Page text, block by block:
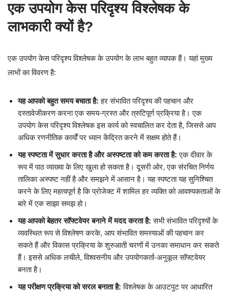
एक उपयोग केस परिदृश्य विश्लेषक के
लाभकारी क्यों है?
एक उपयोग केस परिदृश्य विश्लेषक के उपयोग के लाभ बहुत व्यापक हैं। यहां मुख्य
लाभों का विवरण है:
यह आपको बहुत समय बचाता है: हर संभावित परिदृश्य की पहचान और
दस्तावेजीकरण करना एक समय-ग्रस्त और त्रुटिपूर्ण प्रक्रिया है। एक
उपयोग केस परिदृश्य विश्लेषक इस कार्य को स्वचालित कर देता है, जिससे आप
अधिक रणनीतिक कार्यों पर ध्यान केंद्रित करने में सक्षम होते हैं।
यह स्पष्टता में सुधार करता है और अस्पष्टता को कम करता है: एक दीवार के
रूप में पाठ व्याख्या के लिए खुला हो सकता है। दूसरी ओर, एक संरचित निर्णय
तालिका अस्पष्ट नहीं है और समझने में आसान है। यह स्पष्टता यह सुनिश्चित
करने के लिए महत्वपूर्ण है कि प्रोजेक्ट में शामिल हर व्यक्ति को आवश्यकताओं के
बारे में एक साझा समझ हो।
यह आपको बेहतर सॉफ्टवेयर बनाने में मदद करता है: सभी संभावित परिदृश्यों के
व्यवस्थित रूप से विश्लेषण करके, आप संभावित समस्याओं की पहचान कर
सकते हैं और विकास प्रक्रिया के शुरुआती चरणों में उनका समाधान कर सकते
हैं। इससे अधिक लचीले, विश्वसनीय और उपयोगकर्ता-अनुकूल सॉफ्टवेयर
बनता है।
यह परीक्षण प्रक्रिया को सरल बनाता है: विश्लेषक के आउटपुट पर आधारित